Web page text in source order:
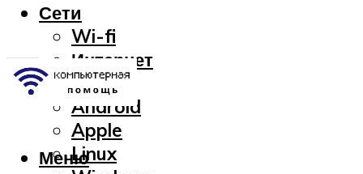
Сети
Wi-fi
Интернет
OC
Android
Apple
Linux
Меню